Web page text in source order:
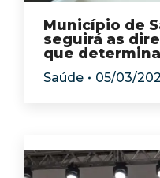
Município de
seguirá as
que
Saúde 05/03/